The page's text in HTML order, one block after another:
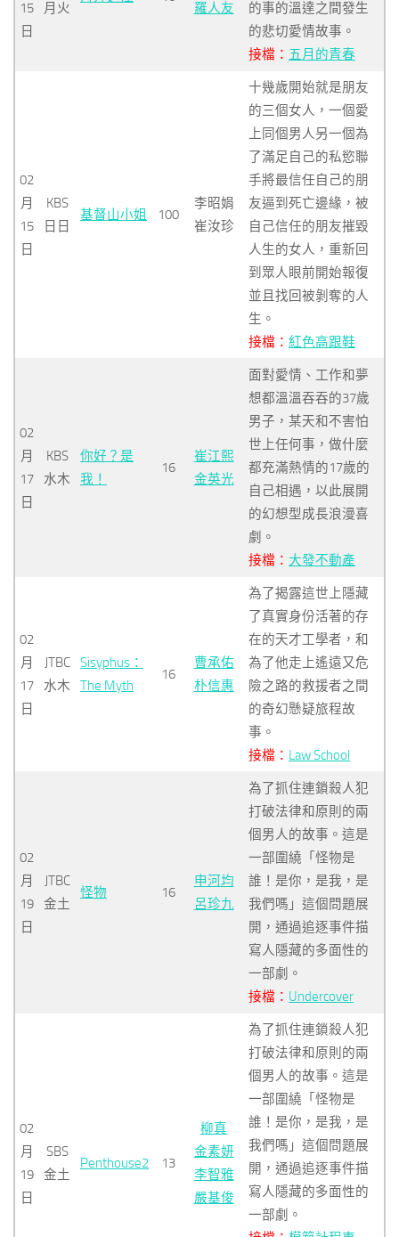
15
日
月火 羅人友
的事的溫達之間發生
的悲切愛情故事。
接檔： 五月的青春
02
月
15
日
KBS
日日
基督山小姐 100
李昭娟
崔汝珍
十幾歲開始就是朋友
的三個女人，一個愛
上同個男人另一個為
了滿足自己的私慾聯
手將最信任自己的朋
友逼到死亡邊緣，被
自己信任的朋友摧毀
人生的女人，重新回
到眾人眼前開始報復
並且找回被剝奪的人
生。
接檔： 紅色高跟鞋
02
月
17
日
KBS
水木
你好？是
我！
16
崔江熙
金英光
面對愛情、工作和夢
想都溫溫吞吞的37歲
男子，某天和不害怕
世上任何事，做什麼
都充滿熱情的17歲的
自己相遇，以此展開
的幻想型成長浪漫喜
劇。
接檔： 大發不動產
02
月
17
日
JTBC
水木
Sisyphus：
The Myth
16
曹承佑
朴信惠
為了揭露這世上隱藏
了真實身份活著的存
在的天才工學者，和
為了他走上遙遠又危
險之路的救援者之間
的奇幻懸疑旅程故
事。
接檔： Law School
02
月
19
日
JTBC
金土
怪物 16
申河均
呂珍九
為了抓住連鎖殺人犯
打破法律和原則的兩
個男人的故事。這是
一部圍繞「怪物是
誰！是你，是我，是
我們嗎」這個問題展
開，通過追逐事件描
寫人隱藏的多面性的
一部劇。
接檔： Undercover
02
月
19
日
SBS
金土
Penthouse2 13
柳真
金素妍
李智雅
嚴基俊
為了抓住連鎖殺人犯
打破法律和原則的兩
個男人的故事。這是
一部圍繞「怪物是
誰！是你，是我，是
我們嗎」這個問題展
開，通過追逐事件描
寫人隱藏的多面性的
一部劇。